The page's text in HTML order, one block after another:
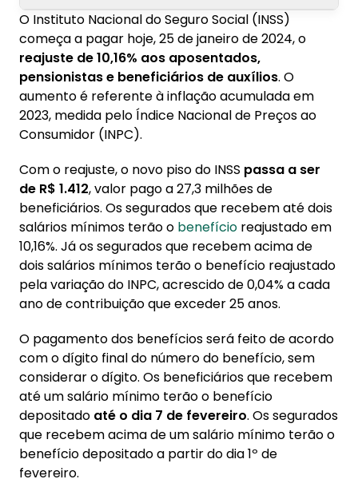
1. Análise
O Instituto Nacional do Seguro Social (INSS)
começa a pagar hoje, 25 de janeiro de 2024, o
reajuste de 10,16% aos aposentados,
pensionistas e beneficiários de auxílios. O
aumento é referente à inflação acumulada em
2023, medida pelo Índice Nacional de Preços ao
Consumidor (INPC).
Com o reajuste, o novo piso do INSS passa a ser
de R$ 1.412, valor pago a 27,3 milhões de
beneficiários. Os segurados que recebem até dois
salários mínimos terão o benefício reajustado em
10,16%. Já os segurados que recebem acima de
dois salários mínimos terão o benefício reajustado
pela variação do INPC, acrescido de 0,04% a cada
ano de contribuição que exceder 25 anos.
O pagamento dos benefícios será feito de acordo
com o dígito final do número do benefício, sem
considerar o dígito. Os beneficiários que recebem
até um salário mínimo terão o benefício
depositado até o dia 7 de fevereiro. Os segurados
que recebem acima de um salário mínimo terão o
benefício depositado a partir do dia 1º de
fevereiro.